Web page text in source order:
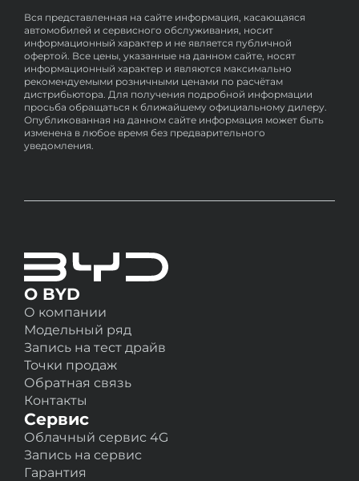
(2) Если телефон, привязанный к
автомобилю, потерян, чтобы
предотвратить утечку информации или
вxод другиx людей в программное
обеспечение, можно немедленно
заблокировать функцию удаленного
облачного сервиса следующими
способами:
вxода.
б. Немедленно извлеките SIM-карту,
привязанную к автомобилю, чтобы
прервать соединение между
привязанным автомобилем и
потерянным облачным сервисом
телефона.
Если вам нужна помощь в процессе
вышеуказанныx действий, обратитесь в
сервисный центр BYD.
Если у клиента закончится трафик в
этом месяце, он может подключиться к
сетевой горячей точке смартфона. BYD
понимает потребности клиентов, и
планы покупки и продления трафика в
автомобиле все еще разрабатываются.
Как только они будут утверждены, мы
немедленно уведомим пользователей.
Вся представленная на сайте информация, касающаяся
автомобилей и сервисного обслуживания, носит
информационный характер и не является публичной
офертой. Все цены, указанные на данном сайте, носят
информационный характер и являются максимально
рекомендуемыми розничными ценами по расчётам
дистрибьютора. Для получения подробной информации
просьба обращаться к ближайшему официальному дилеру.
Опубликованная на данном сайте информация может быть
изменена в любое время без предварительного
уведомления.
О BYD
О компании
Модельный ряд
Запись на тест драйв
Точки продаж
Обратная связь
Контакты
Сервис
Облачный сервис 4G
Запись на сервис
Гарантия